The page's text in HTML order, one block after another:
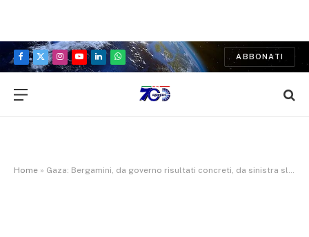
Facebook
X
Instagram
YouTubeLinkedInWhatsApp
ABBONATI
Home » Gaza: Bergamini, da governo risultati concreti, da sinistra slogan, polemiche e propaganda